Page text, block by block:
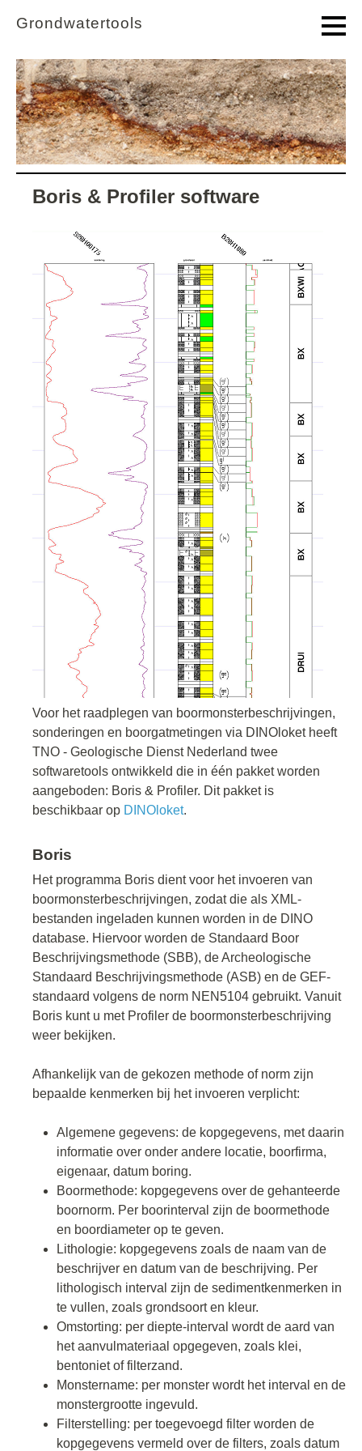
Grondwatertools
Boris & Profiler software
Voor het raadplegen van boormonsterbeschrijvingen,
sonderingen en boorgatmetingen via DINOloket heeft
TNO - Geologische Dienst Nederland twee
softwaretools ontwikkeld die in één pakket worden
aangeboden: Boris & Profiler. Dit pakket is
beschikbaar op DINOloket.
Boris
Het programma Boris dient voor het invoeren van
boormonsterbeschrijvingen, zodat die als XML-
bestanden ingeladen kunnen worden in de DINO
database. Hiervoor worden de Standaard Boor
Beschrijvingsmethode (SBB), de Archeologische
Standaard Beschrijvingsmethode (ASB) en de GEF-
standaard volgens de norm NEN5104 gebruikt. Vanuit
Boris kunt u met Profiler de boormonsterbeschrijving
weer bekijken.
Afhankelijk van de gekozen methode of norm zijn
bepaalde kenmerken bij het invoeren verplicht:
Algemene gegevens: de kopgegevens, met daarin
informatie over onder andere locatie, boorfirma,
eigenaar, datum boring.
Boormethode: kopgegevens over de gehanteerde
boornorm. Per boorinterval zijn de boormethode
en boordiameter op te geven.
Lithologie: kopgegevens zoals de naam van de
beschrijver en datum van de beschrijving. Per
lithologisch interval zijn de sedimentkenmerken in
te vullen, zoals grondsoort en kleur.
Omstorting: per diepte-interval wordt de aard van
het aanvulmateriaal opgegeven, zoals klei,
bentoniet of filterzand.
Monstername: per monster wordt het interval en de
monstergrootte ingevuld.
Filterstelling: per toegevoegd filter worden de
kopgegevens vermeld over de filters, zoals datum